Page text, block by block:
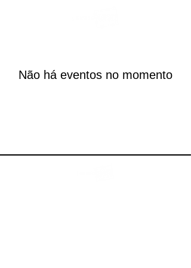
Não há eventos no momento